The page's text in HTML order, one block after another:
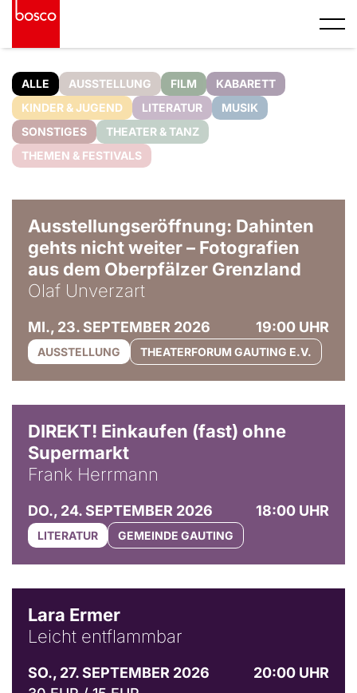
ALLE AUSSTELLUNG FILM
KABARETT
KINDER & JUGEND
LITERATUR
MUSIK
SONSTIGES
THEATER & TANZ
THEMEN & FESTIVALS
Ausstellungseröffnung: Dahinten
gehts nicht weiter – Fotografien
aus dem Oberpfälzer Grenzland
Olaf Unverzart
MI., 23. SEPTEMBER 2026 19:00 UHR
AUSSTELLUNG THEATERFORUM GAUTING E.V.
DIREKT! Einkaufen (fast) ohne
Supermarkt
Frank Herrmann
DO., 24. SEPTEMBER 2026 18:00 UHR
LITERATUR GEMEINDE GAUTING
Lara Ermer
Leicht entflammbar
SO., 27. SEPTEMBER 2026
20:00 UHR